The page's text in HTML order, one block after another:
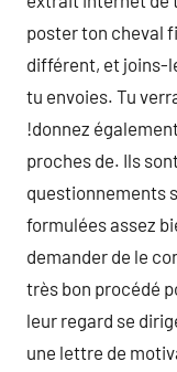
poster ton cheval
différent, et joins-
tu envoies. Tu
!donnez
proches de. Ils
questionnements
formulées assez
demander de le
très bon procédé
leur regard se
une lettre de